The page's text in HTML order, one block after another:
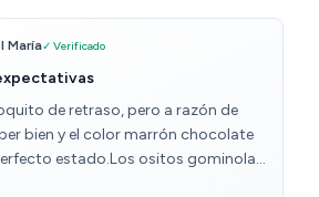
María✓ Verificado
de retraso, pero a razón de
bien y el color marrón chocolate
estado.Los ositos gominola
del vendedor. En general